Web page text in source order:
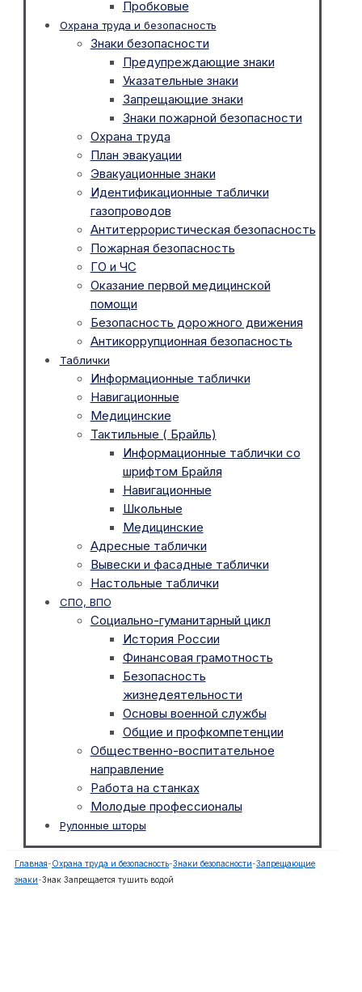
Пробковые
Охрана труда и безопасность
Знаки безопасности
Предупреждающие знаки
Указательные знаки
Запрещающие знаки
Знаки пожарной безопасности
Охрана труда
План эвакуации
Эвакуационные знаки
Идентификационные таблички
газопроводов
Антитеррористическая безопасность
Пожарная безопасность
ГО и ЧС
Оказание первой медицинской
помощи
Безопасность дорожного движения
Антикоррупционная безопасность
Таблички
Информационные таблички
Навигационные
Медицинские
Тактильные ( Брайль)
Информационные таблички со
шрифтом Брайля
Навигационные
Школьные
Медицинские
Адресные таблички
Вывески и фасадные таблички
Настольные таблички
СПО, ВПО
Социально-гуманитарный цикл
История России
Финансовая грамотность
Безопасность
жизнедеятельности
Основы военной службы
Общие и профкомпетенции
Общественно-воспитательное
направление
Работа на станках
Молодые профессионалы
Рулонные шторы
Главная-Охрана труда и безопасность-Знаки безопасности-Запрещающие
знаки-Знак Запрещается тушить водой